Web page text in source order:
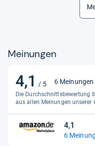
Hauttyp
Inhaltsstoffe
Körperbereich
Modifizierter Artikel
Meinungen
4,1 / 5
4,1
von
5
Sternen
6 Meinungen
Die Durchschnittsbewertung
aus allen Meinungen unserer
4,1
4,1
von
6